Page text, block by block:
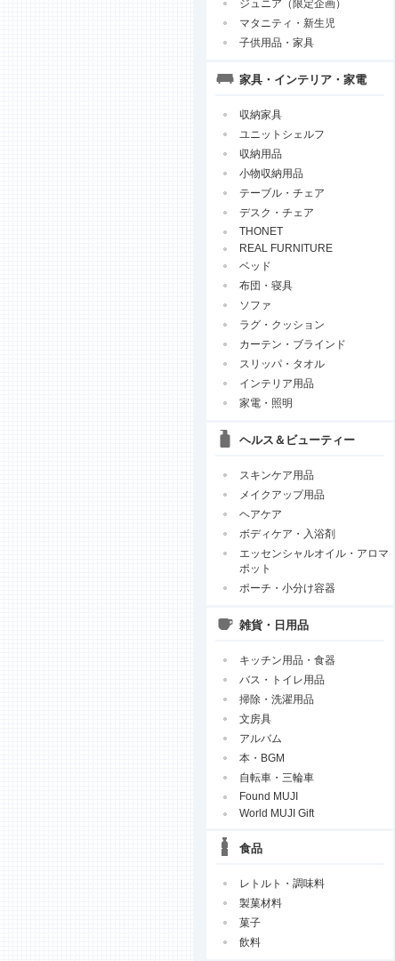
ジュニア（限定企画）
マタニティ・新生児
子供用品・家具
家具・インテリア・家電
収納家具
ユニットシェルフ
収納用品
小物収納用品
テーブル・チェア
デスク・チェア
THONET
REAL FURNITURE
ベッド
布団・寝具
ソファ
ラグ・クッション
カーテン・ブラインド
スリッパ・タオル
インテリア用品
家電・照明
ヘルス＆ビューティー
スキンケア用品
メイクアップ用品
ヘアケア
ボディケア・入浴剤
エッセンシャルオイル・アロマ
ポット
ポーチ・小分け容器
雑貨・日用品
キッチン用品・食器
バス・トイレ用品
掃除・洗濯用品
文房具
アルバム
本・BGM
自転車・三輪車
Found MUJI
World MUJI Gift
食品
レトルト・調味料
製菓材料
菓子
飲料